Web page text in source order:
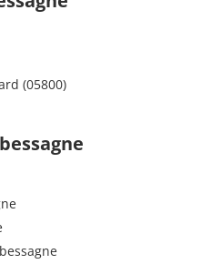
(05800)